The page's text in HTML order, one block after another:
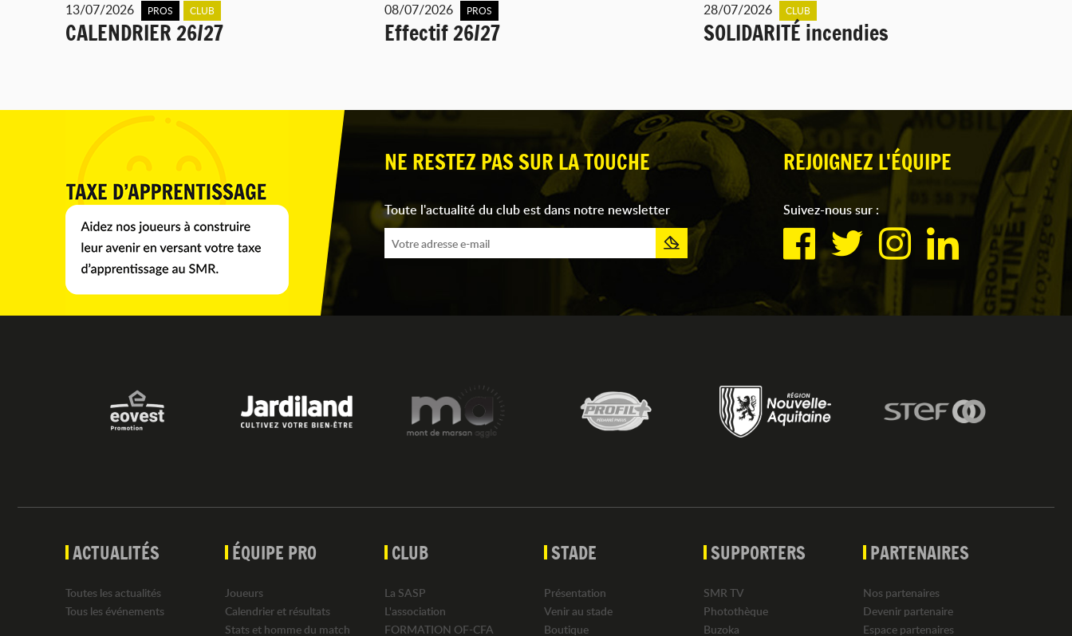
13/07/2026 PROS CLUB
CALENDRIER 26/27
08/07/2026 PROS
Effectif 26/27
28/07/2026 CLUB
SOLIDARITÉ incendies
NE RESTEZ PAS SUR LA TOUCHE
Toute l'actualité du club est dans notre newsletter
REJOIGNEZ L'ÉQUIPE
Suivez-nous sur :
ACTUALITÉS
Toutes les actualités
Tous les événements
ÉQUIPE PRO
Joueurs
Calendrier et résultats
Stats et homme du match
CLUB
La SASP
L'association
FORMATION OF-CFA
STADE
Présentation
Venir au stade
Boutique
SUPPORTERS
SMR TV
Photothèque
Buzoka
PARTENAIRES
Nos partenaires
Devenir partenaire
Espace partenaires